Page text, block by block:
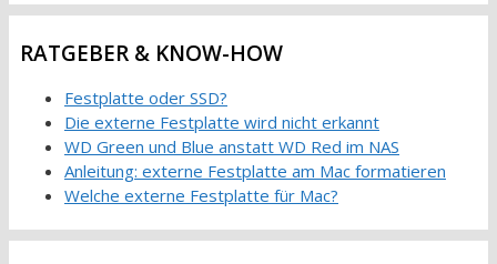
RATGEBER & KNOW-HOW
Festplatte oder SSD?
Die externe Festplatte wird nicht erkannt
WD Green und Blue anstatt WD Red im NAS
Anleitung: externe Festplatte am Mac formatieren
Welche externe Festplatte für Mac?